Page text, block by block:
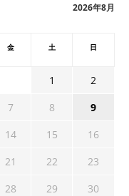
2026年8月
金 土 日
1
2
7 8
9
14 15
16
21 22
23
28 29
30